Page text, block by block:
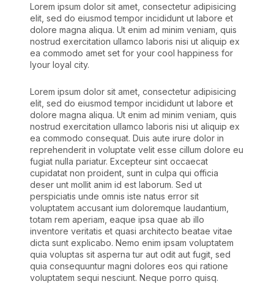
Lorem ipsum dolor sit amet, consectetur adipisicing
elit, sed do eiusmod tempor incididunt ut labore et
dolore magna aliqua. Ut enim ad minim veniam, quis
nostrud exercitation ullamco laboris nisi ut aliquip ex
ea commodo amet set for your cool happiness for
lyour loyal city.
Lorem ipsum dolor sit amet, consectetur adipisicing
elit, sed do eiusmod tempor incididunt ut labore et
dolore magna aliqua. Ut enim ad minim veniam, quis
nostrud exercitation ullamco laboris nisi ut aliquip ex
ea commodo consequat. Duis aute irure dolor in
reprehenderit in voluptate velit esse cillum dolore eu
fugiat nulla pariatur. Excepteur sint occaecat
cupidatat non proident, sunt in culpa qui officia
deser unt mollit anim id est laborum. Sed ut
perspiciatis unde omnis iste natus error sit
voluptatem accusant ium doloremque laudantium,
totam rem aperiam, eaque ipsa quae ab illo
inventore veritatis et quasi architecto beatae vitae
dicta sunt explicabo. Nemo enim ipsam voluptatem
quia voluptas sit asperna tur aut odit aut fugit, sed
quia consequuntur magni dolores eos qui ratione
voluptatem sequi nesciunt. Neque porro quisq.